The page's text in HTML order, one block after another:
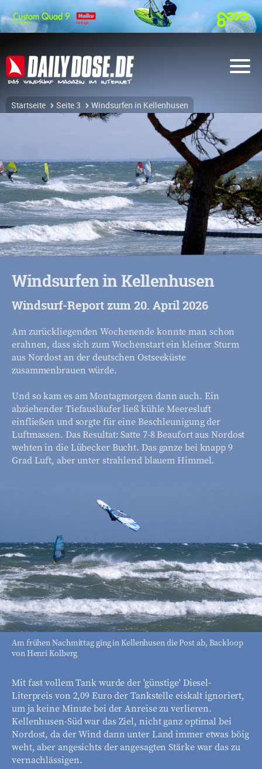
Startseite Seite 3 Windsurfen in Kellenhusen
Windsurfen in Kellenhusen
Windsurf-Report zum 20. April 2026
Am zurückliegenden Wochenende konnte man schon
erahnen, dass sich zum Wochenstart ein kleiner Sturm
aus Nordost an der deutschen Ostseeküste
zusammenbrauen würde.
Und so kam es am Montagmorgen dann auch. Ein
abziehender Tiefausläufer ließ kühle Meeresluft
einfließen und sorgte für eine Beschleunigung der
Luftmassen. Das Resultat: Satte 7-8 Beaufort aus Nordost
wehten in die Lübecker Bucht. Das ganze bei knapp 9
Grad Luft, aber unter strahlend blauem Himmel.
Am frühen Nachmittag ging in Kellenhusen die Post ab, Backloop
von Henri Kolberg
Mit fast vollem Tank wurde der 'günstige' Diesel-
Literpreis von 2,09 Euro der Tankstelle eiskalt ignoriert,
um ja keine Minute bei der Anreise zu verlieren.
Kellenhusen-Süd war das Ziel, nicht ganz optimal bei
Nordost, da der Wind dann unter Land immer etwas böig
weht, aber angesichts der angesagten Stärke war das zu
vernachlässigen.